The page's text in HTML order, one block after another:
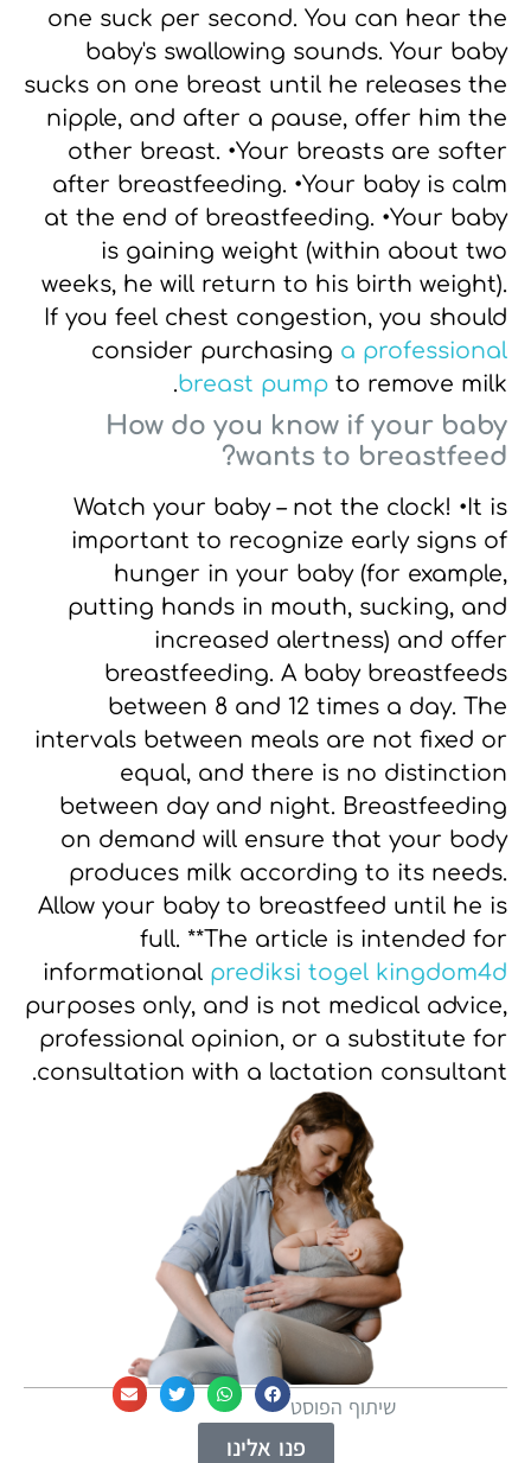
one suck per second.You can hear the
baby's swallowing sounds.Your baby
sucks on one breast until he releases the
nipple, and after a pause, offer him the
other breast.•Your breasts are softer
after breastfeeding.•Your baby is calm
at the end of breastfeeding.•Your baby
is gaining weight (within about two
weeks, he will return to his birth weight).
If you feel chest congestion, you should
consider purchasinga professional
breast pumpto remove milk.
How do you know if your baby
wants to breastfeed?
Watch your baby – not the clock! •It is
important to recognize early signs of
hunger in your baby(for example,
putting hands in mouth, sucking, and
increased alertness) and offer
breastfeeding. A baby breastfeeds
between 8 and 12 times a day.The
intervals between meals are not fixed or
equal, and there is no distinction
between day and night.Breastfeeding
on demand will ensure that your body
produces milk according to its needs.
Allow your baby to breastfeed until he is
full. **The article is intended for
informationalprediksi togel kingdom4d
purposes only, and is not medical advice,
professional opinion, or a substitute for
consultation with a lactation consultant.
שיתוף הפוסט
פנו אלינו